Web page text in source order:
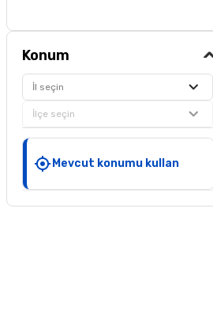
Konum
İl seçin
İlçe seçin
Mevcut konumu kullan